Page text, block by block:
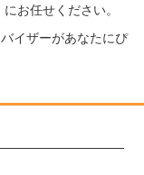
お任せください。
イザーがあなたにぴ